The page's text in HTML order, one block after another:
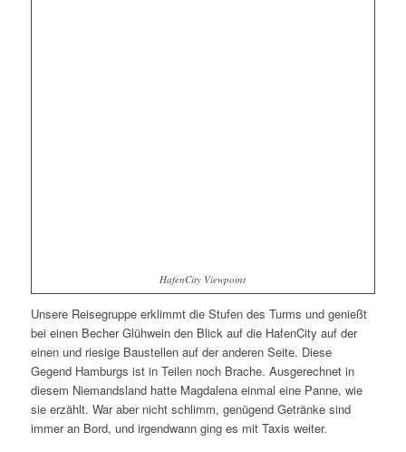
HafenCity Viewpoint
Unsere Reisegruppe erklimmt die Stufen des Turms und genießt
bei einen Becher Glühwein den Blick auf die HafenCity auf der
einen und riesige Baustellen auf der anderen Seite. Diese
Gegend Hamburgs ist in Teilen noch Brache. Ausgerechnet in
diesem Niemandsland hatte Magdalena einmal eine Panne, wie
sie erzählt. War aber nicht schlimm, genügend Getränke sind
immer an Bord, und irgendwann ging es mit Taxis weiter.